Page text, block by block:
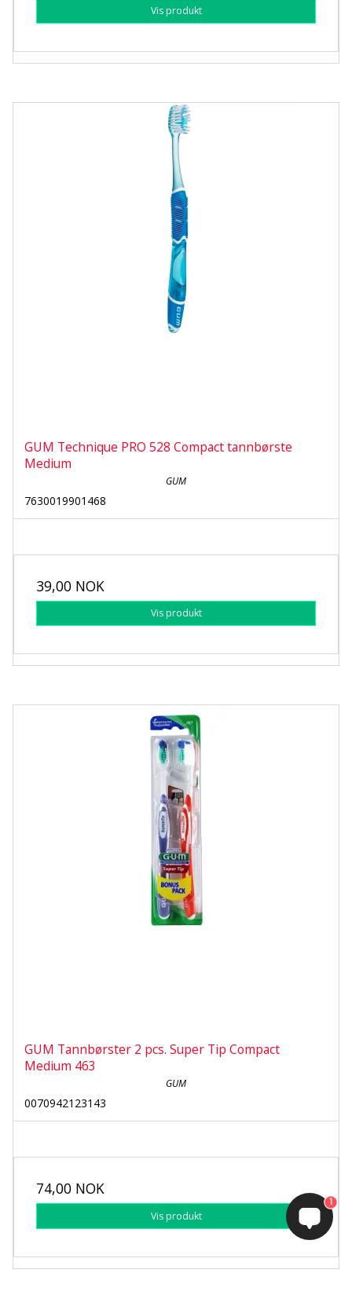
Vis produkt
GUM Technique PRO 528 Compact tannbørste
Medium
GUM
7630019901468
39,00 NOK
Vis produkt
GUM Tannbørster 2 pcs. Super Tip Compact
Medium 463
GUM
0070942123143
74,00 NOK
Vis produkt
1